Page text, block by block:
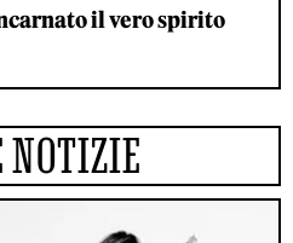
il vero spirito
NOTIZIE